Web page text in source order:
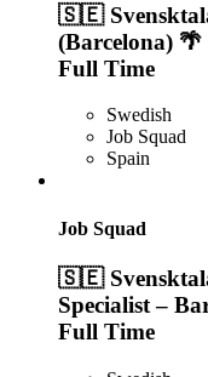
🇸🇪
(Barcelona) 🌴
Full Time
Swedish
Job Squad
Spain
Job Squad
🇸🇪
Specialist –
Full Time